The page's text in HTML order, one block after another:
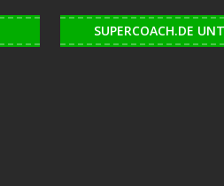
SUPERCOACH.DE